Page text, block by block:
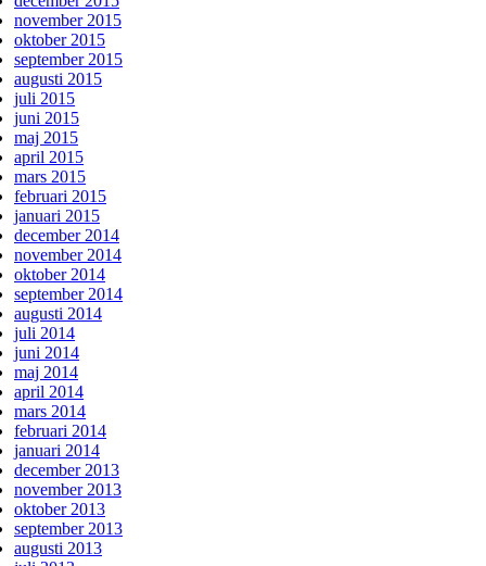
november 2015
oktober 2015
september 2015
augusti 2015
juli 2015
juni 2015
maj 2015
april 2015
mars 2015
februari 2015
januari 2015
december 2014
november 2014
oktober 2014
september 2014
augusti 2014
juli 2014
juni 2014
maj 2014
april 2014
mars 2014
februari 2014
januari 2014
december 2013
november 2013
oktober 2013
september 2013
augusti 2013